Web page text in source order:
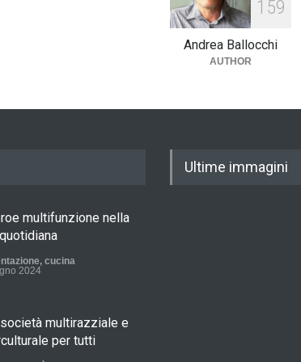
1 59
Andrea Ballocchi
AUTHOR
multifunzione nella
, cucina
2024
multirazziale e
per tutti
Ultime immagini